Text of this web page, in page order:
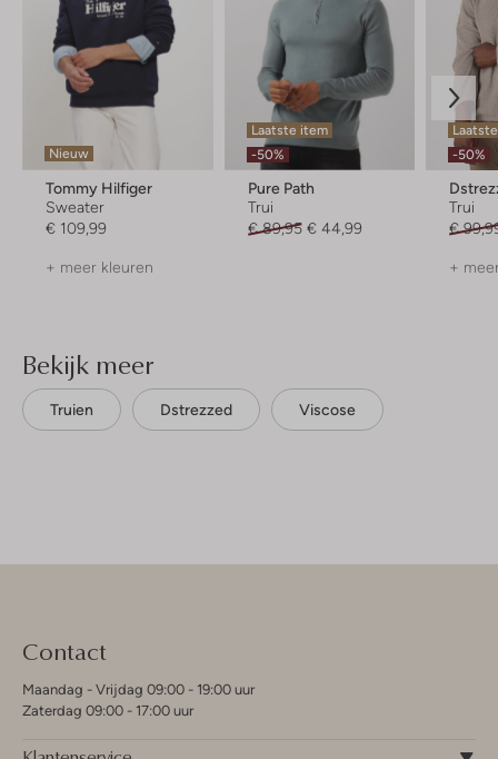
Nieuw
Tommy Hilfiger
Sweater
€ 109,99
+ meer kleuren
Laatste item
-50%
Pure Path
Trui
€ 89,95 € 44,99
-50%
Trui
€
+
Bekijk meer
Truien Dstrezzed Viscose
Contact
Maandag - Vrijdag 09:00 - 19:00 uur
Zaterdag 09:00 - 17:00 uur